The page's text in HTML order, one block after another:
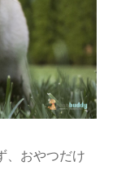
、おやつだけ